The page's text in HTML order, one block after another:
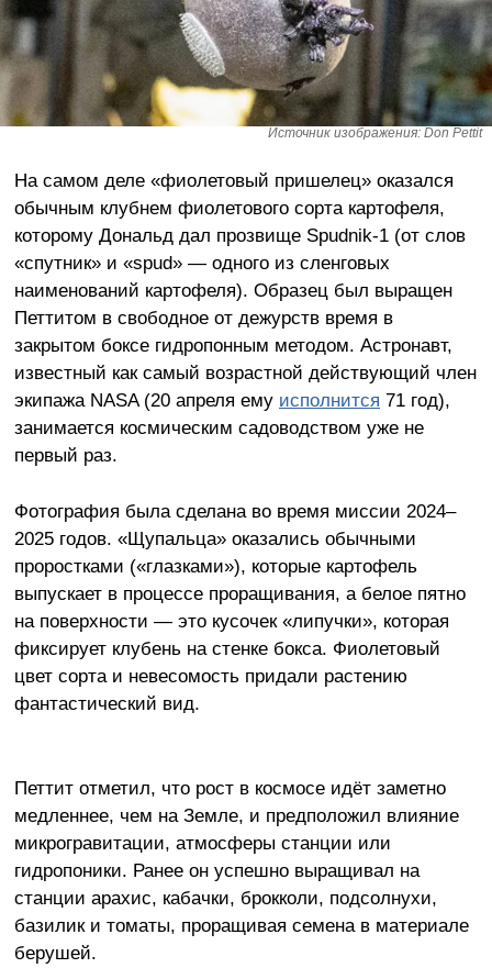
Источник изображения: Don Pettit
На самом деле «фиолетовый пришелец» оказался
обычным клубнем фиолетового сорта картофеля,
которому Дональд дал прозвище Spudnik-1 (от слов
«спутник» и «spud» — одного из сленговых
наименований картофеля). Образец был выращен
Петтитом в свободное от дежурств время в
закрытом боксе гидропонным методом. Астронавт,
известный как самый возрастной действующий член
экипажа NASA (20 апреля ему исполнится 71 год),
занимается космическим садоводством уже не
первый раз.
Фотография была сделана во время миссии 2024–
2025 годов. «Щупальца» оказались обычными
проростками («глазками»), которые картофель
выпускает в процессе проращивания, а белое пятно
на поверхности — это кусочек «липучки», которая
фиксирует клубень на стенке бокса. Фиолетовый
цвет сорта и невесомость придали растению
фантастический вид.
Петтит отметил, что рост в космосе идёт заметно
медленнее, чем на Земле, и предположил влияние
микрогравитации, атмосферы станции или
гидропоники. Ранее он успешно выращивал на
станции арахис, кабачки, брокколи, подсолнухи,
базилик и томаты, проращивая семена в материале
берушей.